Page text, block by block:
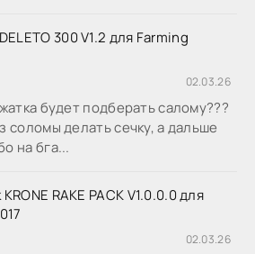
300 V1.2 для Farming
02.03.26
будет подберать салому???
соломы делать сечку, а дальше
на бга...
RAKE PACK V1.0.0.0 для
02.03.26